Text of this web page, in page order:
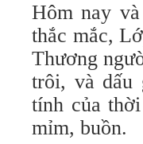
Hôm nay
thắc mắc,
Thương
trôi, và dấu
tính của
mỉm, buồn.